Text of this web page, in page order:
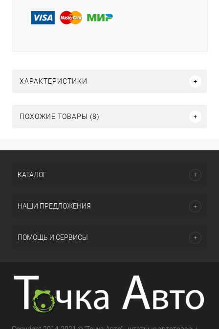
ХАРАКТЕРИСТИКИ
ПОХОЖИЕ ТОВАРЫ (8)
КАТАЛОГ
НАШИ ПРЕДЛОЖЕНИЯ
ПОМОЩЬ И СЕРВИСЫ